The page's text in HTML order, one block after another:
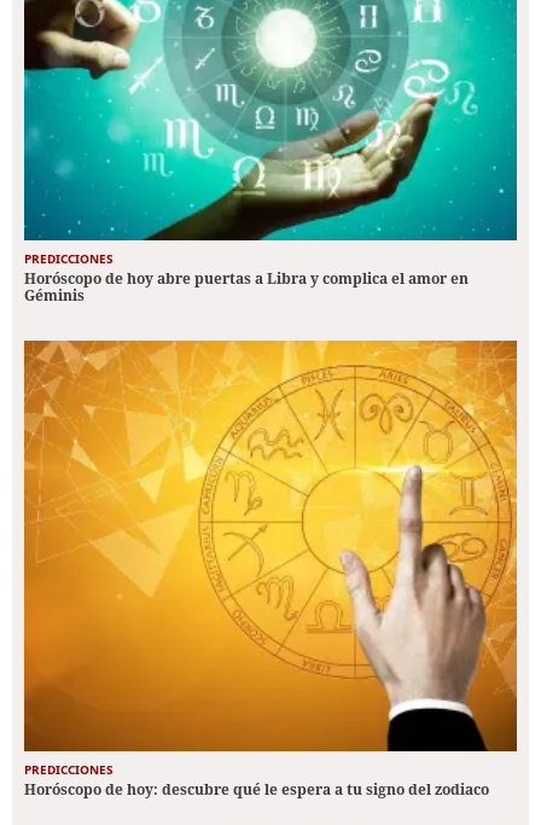
PREDICCIONES
Horóscopo de hoy abre puertas a Libra y complica el amor en
Géminis
PREDICCIONES
Horóscopo de hoy: descubre qué le espera a tu signo del zodiaco